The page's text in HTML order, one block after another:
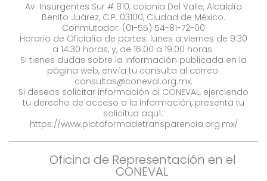
Av. Insurgentes Sur # 810, colonia Del Valle, Alcaldía
Benito Juárez, C.P. 03100, Ciudad de México.
Conmutador: (01-55) 54-81-72-00
Horario de Oficialía de partes: lunes a viernes de 9:30
a 14:30 horas, y, de 16:00 a 19:00 horas.
Si tienes dudas sobre la información publicada en la
página web, envía tu consulta al correo:
consultas@coneval.org.mx.
Si deseas solicitar información al CONEVAL, ejerciendo
tu derecho de acceso a la información, presenta tu
solicitud aquí:
https://www.plataformadetransparencia.org.mx/
Oficina de Representación en el
CONEVAL